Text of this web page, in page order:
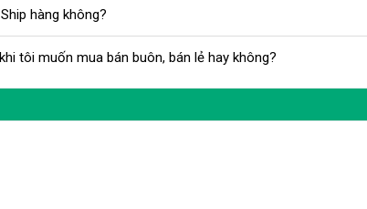
hàng không?
tôi muốn mua bán buôn, bán lẻ hay không?